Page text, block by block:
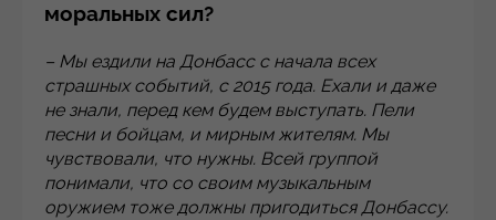
моральных сил?
– Мы ездили на Донбасс с начала всех
страшных событий, с 2015 года. Ехали и даже
не знали, перед кем будем выступать. Пели
песни и бойцам, и мирным жителям. Мы
чувствовали, что нужны. Всей группой
понимали, что со своим музыкальным
оружием тоже должны пригодиться Донбассу.